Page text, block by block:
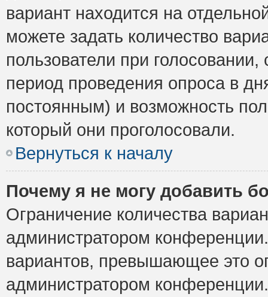
вариант находится на
можете задать количество
пользователи при
период проведения опроса в
постоянным) и возможность
который они проголосовали.
Вернуться к началу
Почему я не могу добавить
Ограничение количества
администратором
вариантов, превышающее это
администратором конференции.